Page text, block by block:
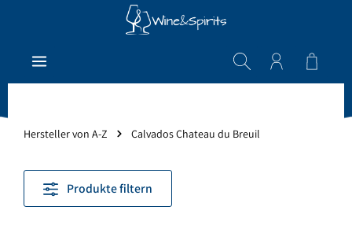
Zum Hauptinhalt springen
Hersteller von A-Z Calvados Chateau du Breuil
Produkte filtern